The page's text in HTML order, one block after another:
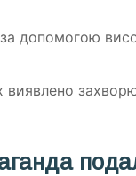
за допомогою
виявлено